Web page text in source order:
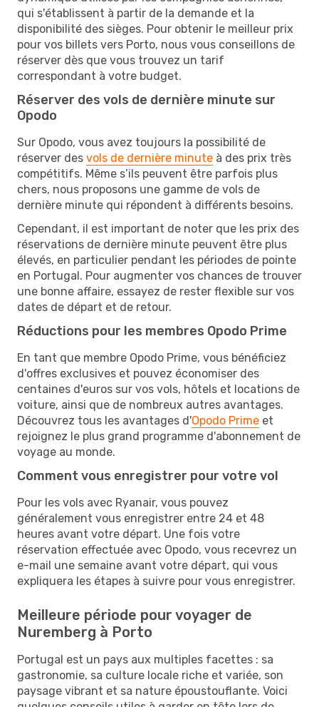
qui s'établissent à partir de la demande et la
disponibilité des sièges. Pour obtenir le meilleur prix
pour vos billets vers Porto, nous vous conseillons de
réserver dès que vous trouvez un tarif
correspondant à votre budget.
Réserver des vols de dernière minute sur
Opodo
Sur Opodo, vous avez toujours la possibilité de
réserver des vols de dernière minute à des prix très
compétitifs. Même s’ils peuvent être parfois plus
chers, nous proposons une gamme de vols de
dernière minute qui répondent à différents besoins.
Cependant, il est important de noter que les prix des
réservations de dernière minute peuvent être plus
élevés, en particulier pendant les périodes de pointe
en Portugal. Pour augmenter vos chances de trouver
une bonne affaire, essayez de rester flexible sur vos
dates de départ et de retour.
Réductions pour les membres Opodo Prime
En tant que membre Opodo Prime, vous bénéficiez
d'offres exclusives et pouvez économiser des
centaines d'euros sur vos vols, hôtels et locations de
voiture, ainsi que de nombreux autres avantages.
Découvrez tous les avantages d'Opodo Prime et
rejoignez le plus grand programme d'abonnement de
voyage au monde.
Comment vous enregistrer pour votre vol
Pour les vols avec Ryanair, vous pouvez
généralement vous enregistrer entre 24 et 48
heures avant votre départ. Une fois votre
réservation effectuée avec Opodo, vous recevrez un
e-mail une semaine avant votre départ, qui vous
expliquera les étapes à suivre pour vous enregistrer.
Meilleure période pour voyager de
Nuremberg à Porto
Portugal est un pays aux multiples facettes : sa
gastronomie, sa culture locale riche et variée, son
paysage vibrant et sa nature époustouflante. Voici